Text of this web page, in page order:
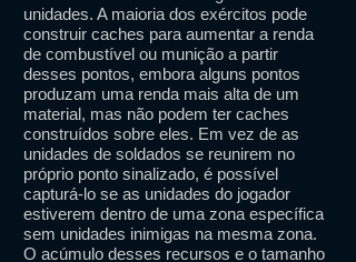
unidades. A maioria dos exércitos pode
construir caches para aumentar a renda
de combustível ou munição a partir
desses pontos, embora alguns pontos
produzam uma renda mais alta de um
material, mas não podem ter caches
construídos sobre eles. Em vez de as
unidades de soldados se reunirem no
próprio ponto sinalizado, é possível
capturá-lo se as unidades do jogador
estiverem dentro de uma zona específica
sem unidades inimigas na mesma zona.
O acúmulo desses recursos e o tamanho